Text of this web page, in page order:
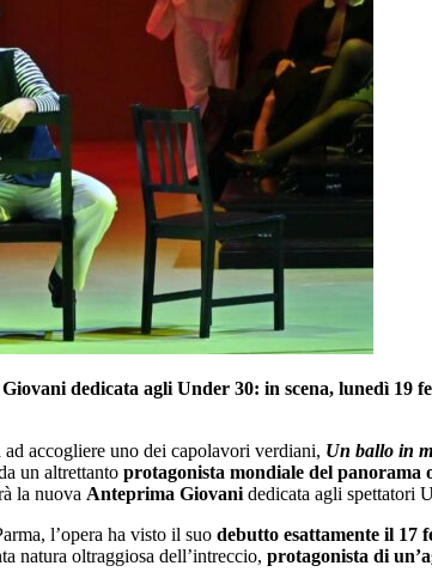
dedicata agli Under 30: in scena, lunedì 19
accogliere uno dei capolavori verdiani, Un ballo in
un altrettanto protagonista mondiale del panorama
la nuova Anteprima Giovani dedicata agli spettatori
l’opera ha visto il suo debutto esattamente il 17
natura oltraggiosa dell’intreccio, protagonista di